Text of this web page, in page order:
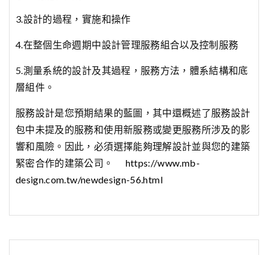
3.設計的過程，實施和操作
4.在整個生命週期中設計管理服務組合以及控制服務
5.測量系統的設計及其過程，服務方法，體系結構和底
層組件。
服務設計是您預期結果的藍圖，其中還概述了服務設計
包中未提及的服務和使用新服務或變更服務所涉及的影
響和風險。因此，必須選擇能夠理解設計並與您的建築
緊密合作的建築公司。 https://www.mb-
design.com.tw/newdesign-56.html